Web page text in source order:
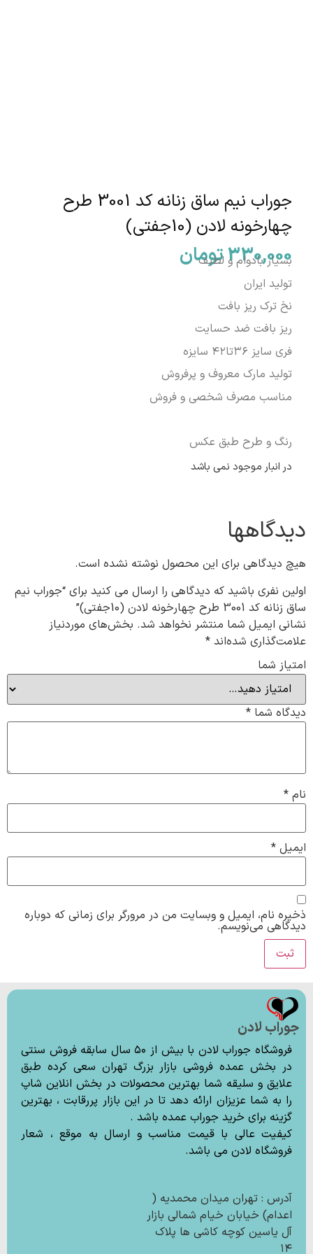
جوراب نیم ساق زنانه کد 3001 طرح
چهارخونه لادن (10جفتی)
330,000تومان
بسیار بادوام و لطیف
تولید ایران
نخ ترک ریز بافت
ریز بافت ضد حسایت
فری سایز ۳۶تا۴۲ سایزه
تولید مارک معروف و پرفروش
مناسب مصرف شخصی و فروش
رنگ و طرح طبق عکس
در انبار موجود نمی باشد
دیدگاهها
هیچ دیدگاهی برای این محصول نوشته نشده است.
اولین نفری باشید که دیدگاهی را ارسال می کنید برای “جوراب نیم
ساق زنانه کد 3001 طرح چهارخونه لادن (10جفتی)”
نشانی ایمیل شما منتشر نخواهد شد. بخش‌های موردنیاز
علامت‌گذاری شده‌اند *
امتیاز شما
دیدگاه شما *
نام *
ایمیل *
ذخیره نام، ایمیل و وبسایت من در مرورگر برای زمانی که دوباره
دیدگاهی می‌نویسم.
جوراب لادن
فروشگاه جوراب لادن با بیش از ۵۰ سال سابقه فروش سنتی
در بخش عمده فروشی بازار بزرگ تهران سعی کرده طبق
علایق و سلیقه شما بهترین محصولات در بخش انلاین شاپ
را به شما عزیزان ارائه دهد تا در این بازار پررقابت ، بهترین
گزینه برای خرید جوراب عمده باشد .
کیفیت عالی با قیمت مناسب و ارسال به موقع ، شعار
فروشگاه لادن می باشد.
آدرس : تهران میدان محمدیه (
اعدام) خیابان خیام شمالی بازار
آل یاسین کوچه کاشی ها پلاک
۱۴